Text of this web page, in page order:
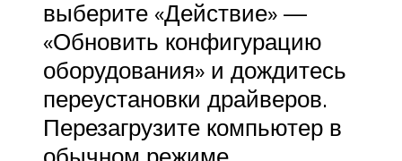
выберите «Действие» —
«Обновить конфигурацию
оборудования» и дождитесь
переустановки драйверов.
Перезагрузите компьютер в